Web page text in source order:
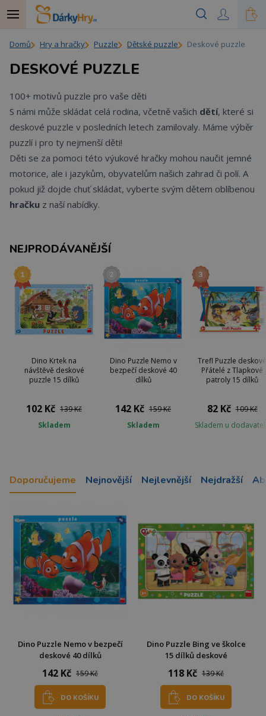
Domů Hry a hračky Puzzle Dětské puzzle Deskové puzzle
DESKOVÉ PUZZLE
100+ motivů puzzle pro vaše děti
S námi může skládat celá rodina, včetně vašich dětí, které si
deskové puzzle v posledních letech zamilovaly. Máme výběr
puzzlí i pro ty nejmenší děti!
Děti se za pomoci této výukové hračky mohou naučit jemné
motorice, ale i jazykům, obyvatelům našich zahrad či polí. A
pokud již dojde chuť skládat, vyberte svým dětem oblíbenou
hračku z naší nabídky.
NEJPRODÁVANĚJŠÍ
Dino Krtek na
návštěvě deskové
puzzle 15 dílků
102 Kč 139 Kč
Skladem
Dino Puzzle Nemo v
bezpečí deskové 40
dílků
142 Kč 159 Kč
Skladem
Trefl Puzzle deskové
Přátelé z Tlapkové
patroly 15 dílků
82 Kč 109 Kč
Skladem u
Doporučujeme Nejnovější Nejlevnější Nejdražší
Dino Puzzle Nemo v bezpečí
deskové 40 dílků
142 Kč 159 Kč
DO KOŠÍKU
Dino Puzzle Bing ve školce
15 dílků deskové
118 Kč 139 Kč
DO KOŠÍKU